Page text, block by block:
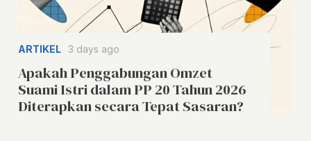
ARTIKEL 3 days ago
Apakah Penggabungan Omzet
Suami Istri dalam PP 20 Tahun 2026
Diterapkan secara Tepat Sasaran?